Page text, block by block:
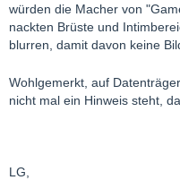
würden die Macher von
nackten Brüste und
blurren, damit davon keine
Wohlgemerkt, auf
nicht mal ein Hinweis steht,
LG,